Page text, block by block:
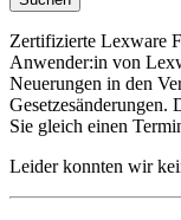
Zertifizierte Lexware
Anwender:in von
Neuerungen in den
Gesetzesänderungen.
Sie gleich einen
Leider konnten wir